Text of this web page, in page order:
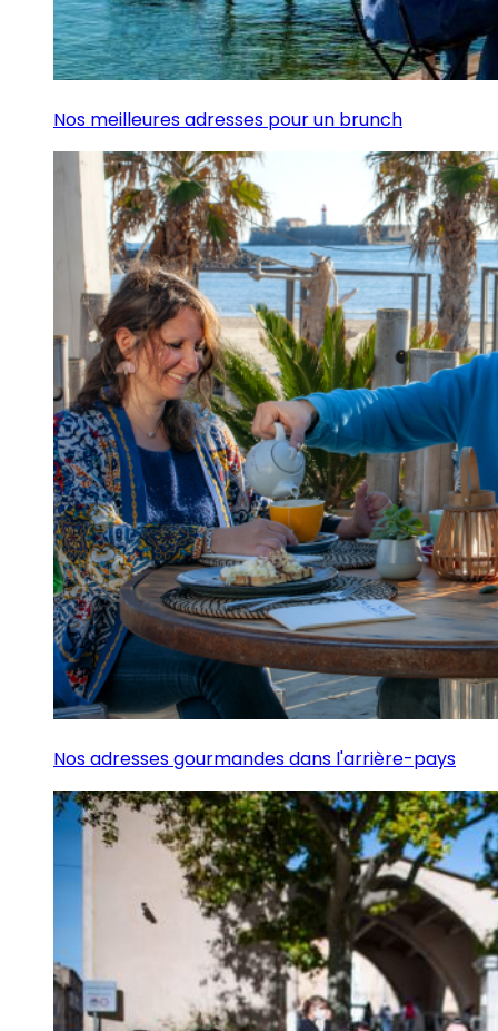
Nos meilleures adresses pour un brunch
Nos adresses gourmandes dans l'arrière-pays